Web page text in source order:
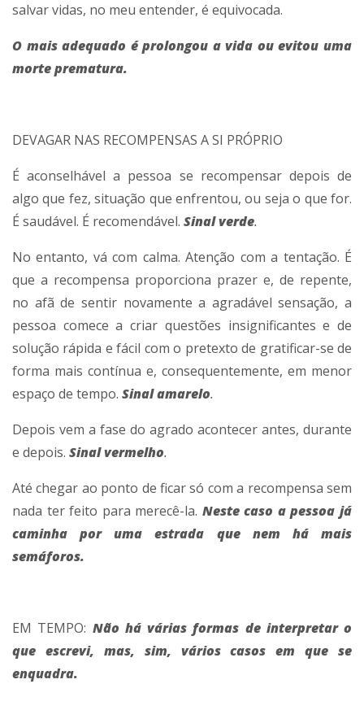
salvar vidas, no meu entender, é equivocada.
O mais adequado é prolongou a vida ou evitou uma
morte prematura.
DEVAGAR NAS RECOMPENSAS A SI PRÓPRIO
É aconselhável a pessoa se recompensar depois de
algo que fez, situação que enfrentou, ou seja o que for.
É saudável. É recomendável. Sinal verde.
No entanto, vá com calma. Atenção com a tentação. É
que a recompensa proporciona prazer e, de repente,
no afã de sentir novamente a agradável sensação, a
pessoa comece a criar questões insignificantes e de
solução rápida e fácil com o pretexto de gratificar-se de
forma mais contínua e, consequentemente, em menor
espaço de tempo. Sinal amarelo.
Depois vem a fase do agrado acontecer antes, durante
e depois. Sinal vermelho.
Até chegar ao ponto de ficar só com a recompensa sem
nada ter feito para merecê-la. Neste caso a pessoa já
caminha por uma estrada que nem há mais
semáforos.
EM TEMPO: Não há várias formas de interpretar o
que escrevi, mas, sim, vários casos em que se
enquadra.